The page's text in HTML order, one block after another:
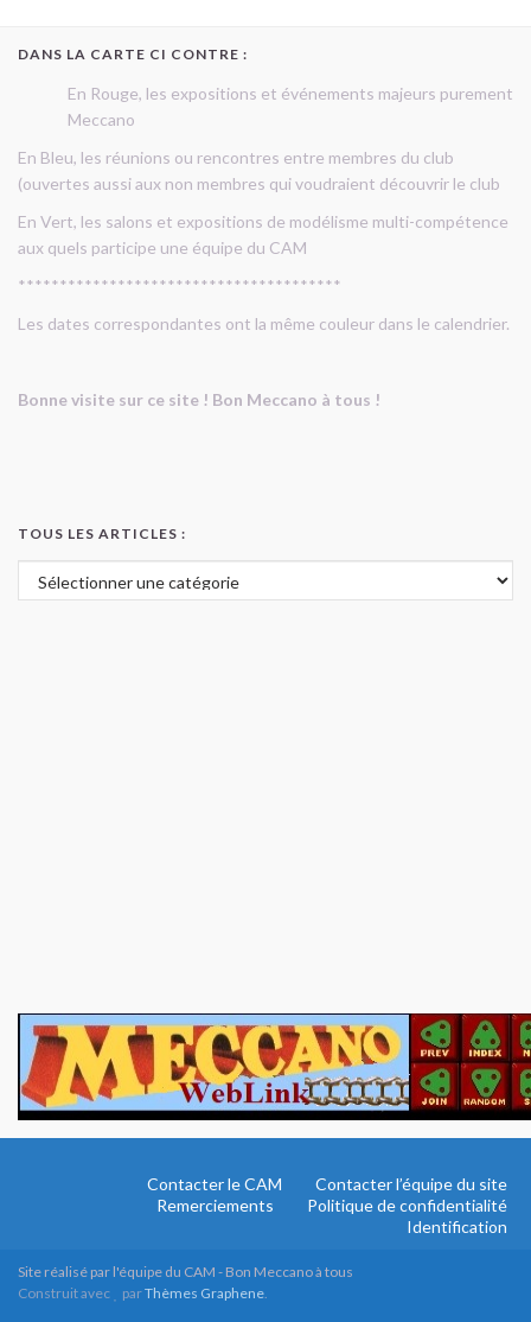
DANS LA CARTE CI CONTRE :
En Rouge, les expositions et événements majeurs purement
Meccano
En Bleu, les réunions ou rencontres entre membres du club
(ouvertes aussi aux non membres qui voudraient découvrir le club
En Vert, les salons et expositions de modélisme multi-compétence
aux quels participe une équipe du CAM
***************************************
Les dates correspondantes ont la même couleur dans le calendrier.
Bonne visite sur ce site ! Bon Meccano à tous !
TOUS LES ARTICLES :
Tous les articles :
Contacter le CAM
Contacter l’équipe du site
Remerciements
Politique de confidentialité
Identification
Site réalisé par l'équipe du CAM - Bon Meccano à tous
Construit avec
parThèmes Graphene